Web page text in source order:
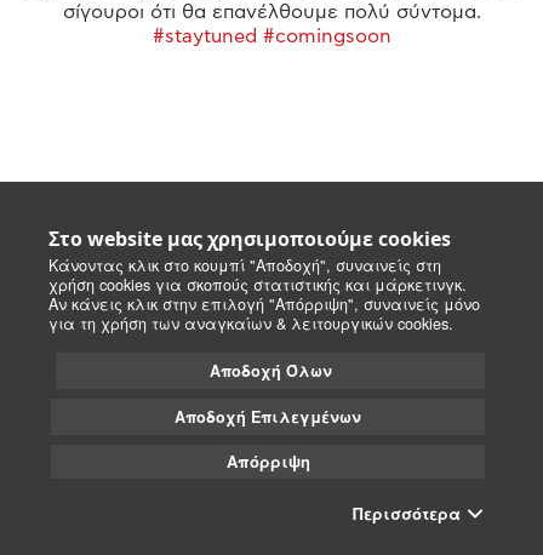
Στο website μας χρησιμοποιούμε cookies
Κάνοντας κλικ στο κουμπί "Αποδοχή", συναινείς στη
χρήση cookies για σκοπούς στατιστικής και μάρκετινγκ.
Αν κάνεις κλικ στην επιλογή "Απόρριψη", συναινείς μόνο
για τη χρήση των αναγκαίων & λειτουργικών cookies.
Αποδοχή Όλων
Αποδοχή Επιλεγμένων
Απόρριψη
Περισσότερα
σίγουροι ότι θα επανέλθουμε πολύ σύντομα.
#staytuned #comingsoon